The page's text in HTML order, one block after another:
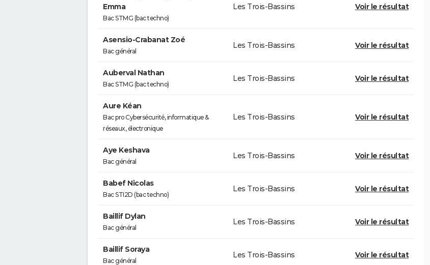
Emma
Bac STMG (bac techno)
Les Trois-Bassins Voir le résultat
Asensio-Crabanat Zoé
Bac général
Les Trois-Bassins Voir le résultat
Auberval Nathan
Bac STMG (bac techno)
Les Trois-Bassins Voir le résultat
Aure Kéan
Bac pro Cybersécurité, informatique &
réseaux, électronique
Les Trois-Bassins Voir le résultat
Aye Keshava
Bac général
Les Trois-Bassins Voir le résultat
Babef Nicolas
Bac STI2D (bac techno)
Les Trois-Bassins Voir le résultat
Baillif Dylan
Bac général
Les Trois-Bassins Voir le résultat
Baillif Soraya
Bac général
Les Trois-Bassins Voir le résultat